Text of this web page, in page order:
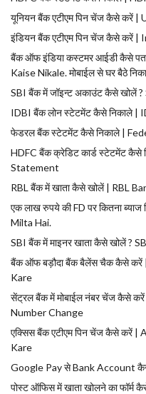
यूनियन बैंक एटीएम पिन चेंज कैसे करें
इंडियन बैंक एटीएम पिन चेंज कैसे करें
बैंक ऑफ इंडिया कस्टमर आईडी कैसे
Kaise Nikale. मोबाईल से घर बैठे
SBI बैंक में जॉइन्ट अकाउंट कैसे खोलें
IDBI बैंक लोन स्टेटमेंट कैसे निकाले |
फेडरल बैंक स्टेटमेंट कैसे निकाले |
HDFC बैंक क्रेडिट कार्ड स्टेटमेंट
Statement
RBL बैंक में खाता कैसे खोलें | RBL
एक लाख रुपये की FD पर कितना
Milta Hai.
SBI बैंक में माइनर खाता कैसे खोलें ?
बैंक ऑफ बड़ौदा बैंक बैलेंस चैक कैसे करें
Kare
सेंट्रल बैंक में मोबाईल नंबर चेंज कैसे
Number Change
एक्सिस बैंक एटीएम पिन चेंज कैसे करें
Kare
Google Pay से Bank Account कैसे
पोस्ट ऑफिस में खाता खोलने का